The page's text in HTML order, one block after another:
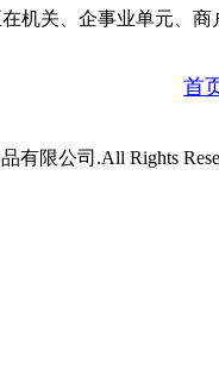
机关、企事业单元、
首
有限公司.All Rights